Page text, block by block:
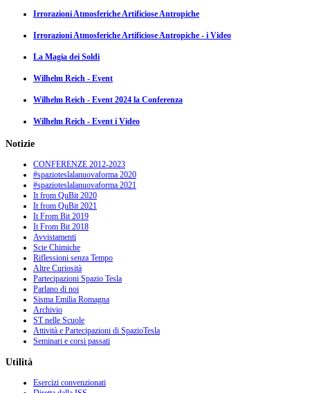
Irrorazioni Atmosferiche Artificiose Antropiche
Irrorazioni Atmosferiche Artificiose Antropiche - i Video
La Magia dei Soldi
Wilhelm Reich - Event
Wilhelm Reich - Event 2024 la Conferenza
Wilhelm Reich - Event i Video
Notizie
CONFERENZE 2012-2023
#spazioteslalanuovaforma 2020
#spazioteslalanuovaforma 2021
It from QuBit 2020
It from QuBit 2021
It From Bit 2019
It From Bit 2018
Avvistamenti
Scie Chimiche
Riflessioni senza Tempo
Altre Curiosità
Partecipazioni Spazio Tesla
Parlano di noi
Sisma Emilia Romagna
Archivio
ST nelle Scuole
Attività e Partecipazioni di SpazioTesla
Seminari e corsi passati
Utilità
Esercizi convenzionati